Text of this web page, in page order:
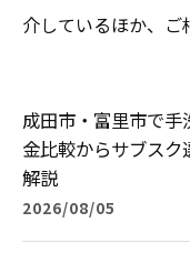
介しているほか、ご
成田市・富里市で
金比較からサブス
解説
2026/08/05